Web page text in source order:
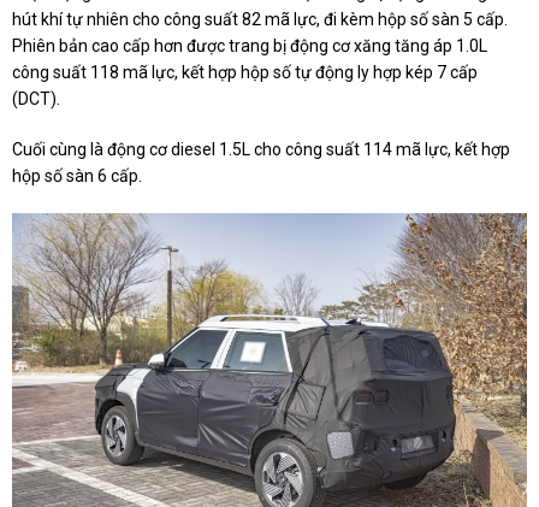
hút khí tự nhiên cho công suất 82 mã lực, đi kèm hộp số sàn 5 cấp.
Phiên bản cao cấp hơn được trang bị động cơ xăng tăng áp 1.0L
công suất 118 mã lực, kết hợp hộp số tự động ly hợp kép 7 cấp
(DCT).
Cuối cùng là động cơ diesel 1.5L cho công suất 114 mã lực, kết hợp
hộp số sàn 6 cấp.